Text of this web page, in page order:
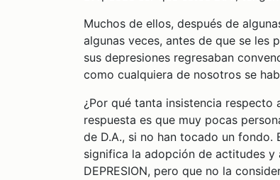
Muchos de ellos, después de
algunas veces, antes de que se les
sus depresiones regresaban
como cualquiera de nosotros se
¿Por qué tanta insistencia respecto
respuesta es que muy pocas
de D.A., si no han tocado un
significa la adopción de actitudes y
DEPRESION, pero que no la